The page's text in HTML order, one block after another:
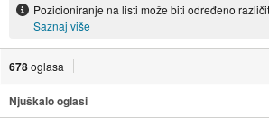
Pozicioniranje na listi može biti određeno
Saznaj više
678oglasa
Njuškalo oglasi